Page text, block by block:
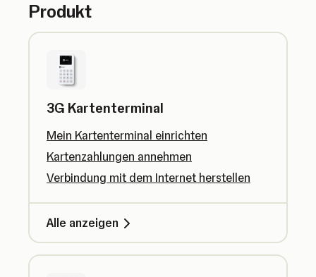
Produkt
3G Kartenterminal
Mein Kartenterminal einrichten
Kartenzahlungen annehmen
Verbindung mit dem Internet herstellen
Alle anzeigen